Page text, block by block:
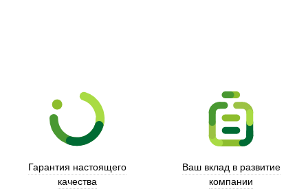
Гарантия настоящего
качества
Ваш вклад в развитие
компании